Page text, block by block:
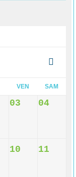
VEN SAM
03 04
10 11